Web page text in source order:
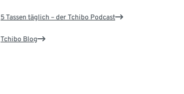
5 Tassen täglich – der Tchibo Podcast
Tchibo Blog